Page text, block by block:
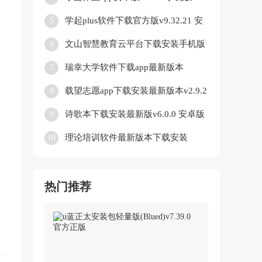
5
学起plus软件下载官方版v9.32.21 安
6
文山智慧教育云平台下载安装手机版
7
瑞幸大学软件下载app最新版本
8
载望志愿app下载安装最新版本v2.9.2
9 诗歌本下载安装最新版v6.0.0 安卓版
10
理论培训软件最新版本下载安装
热门推荐